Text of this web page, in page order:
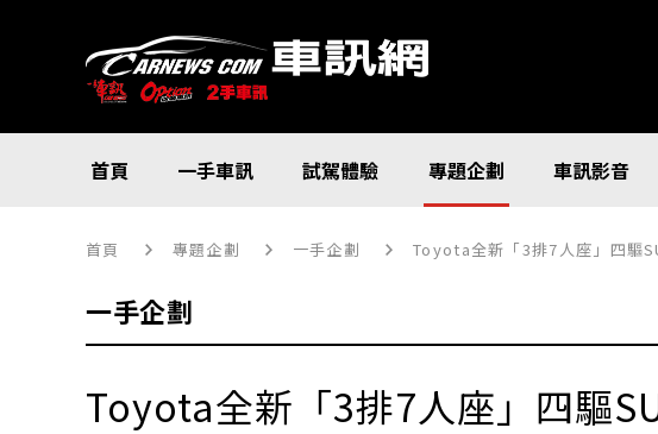
首頁 一手車訊 試駕體驗 專題企劃 車訊影音
首頁 專題企劃 一手企劃 Toyota全新「3排7人座」四驅SUV上市！全長約4.9公尺
一手企劃
Toyota全新「3排7人座」四驅